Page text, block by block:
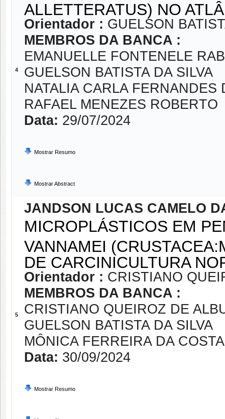
4
ALLETTERATUS) NO
Orientador : GUELSON
MEMBROS DA BANCA :
EMANUELLE FONTENELE
GUELSON BATISTA DA SILVA
NATALIA CARLA FERNANDES
RAFAEL MENEZES ROBERTO
Data: 29/07/2024
Mostrar Resumo
Mostrar Abstract
5
JANDSON LUCAS CAMELO
MICROPLÁSTICOS EM
VANNAMEI
DE CARCINICULTURA
Orientador : CRISTIANO
MEMBROS DA BANCA :
CRISTIANO QUEIROZ DE
GUELSON BATISTA DA SILVA
MÔNICA FERREIRA DA COSTA
Data: 30/09/2024
Mostrar Resumo